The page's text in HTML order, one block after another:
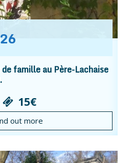
famille au Père-Lachaise
15€
out more